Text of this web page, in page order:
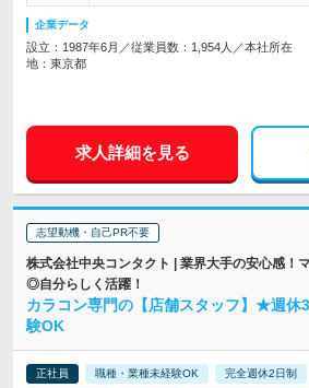
企業データ
設立：1987年6月／従業員数：1,954人／本社所在
地：東京都
求人詳細を見る
志望動機・自己PR不要
株式会社中央コンタクト | 業界大手の安心感！
◎自分らしく活躍！
カラコン専門の【店舗スタッフ】★週
験OK
正社員 職種・業種未経験OK 完全週休2日制